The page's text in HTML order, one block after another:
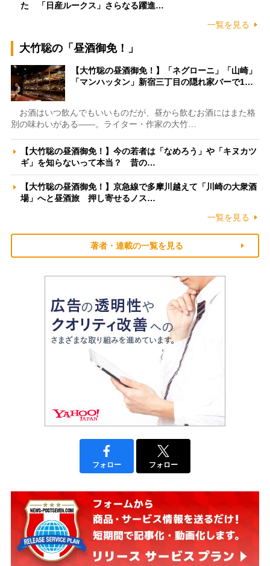
た 「日産ルークス」さらなる躍進…
一覧を見る
大竹聡の「昼酒御免！」
【大竹聡の昼酒御免！】「ネグローニ」「山崎」
「マンハッタン」新宿三丁目の隠れ家バーで1…
お酒はいつ飲んでもいいものだが、昼から飲むお酒にはまた格
別の味わいがある――。ライター・作家の大竹…
【大竹聡の昼酒御免！】今の若者は「なめろう」や「キヌカツ
ギ」を知らないって本当？ 昔の…
【大竹聡の昼酒御免！】京急線で多摩川越えて「川崎の大衆酒
場」へと昼酒旅 押し寄せるノス…
一覧を見る
著者・連載の一覧を見る
フォロー フォロー